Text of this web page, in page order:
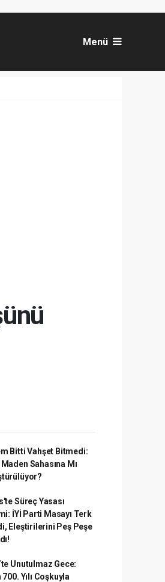
Menü
Bitti Vahşet Bitmedi:
Sahasına Mı
Süreç Yasası
İYİ Parti Masayı Terk
Eleştirilerini Peş Peşe
Unutulmaz Gece:
700. Yılı Coşkuyla